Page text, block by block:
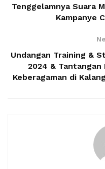
Tenggelamnya Suara
Kampanye
Undangan Training &
2024 & Tantangan
Keberagaman di